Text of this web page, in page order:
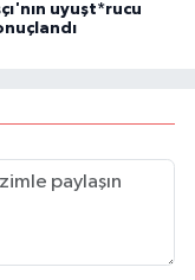
uyuşt*rucu